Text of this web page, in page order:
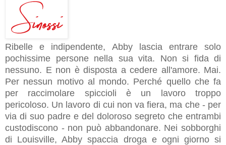
Ribelle e indipendente, Abby lascia entrare solo
pochissime persone nella sua vita. Non si fida di
nessuno. E non è disposta a cedere all'amore. Mai.
Per nessun motivo al mondo. Perché quello che fa
per raccimolare spiccioli è un lavoro troppo
pericoloso. Un lavoro di cui non va fiera, ma che - per
via di suo padre e del doloroso segreto che entrambi
custodiscono - non può abbandonare. Nei sobborghi
di Louisville, Abby spaccia droga e ogni giorno si